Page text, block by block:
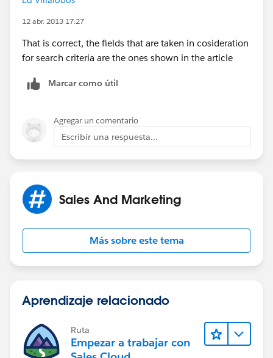
12 abr. 2013 17:27
That is correct, the fields that are taken in cosideration
for search criteria are the ones shown in the article
Marcar como útil
Agregar un comentario
Escribir una respuesta...
Sales And Marketing
Más sobre este tema
Aprendizaje relacionado
Ruta
Empezar a trabajar con